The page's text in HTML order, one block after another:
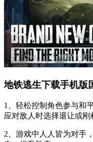
地铁逃生下载手机版
1、轻松控制角色参与和
应对敌人时选择退让或刚
2、游戏中人人皆为对手